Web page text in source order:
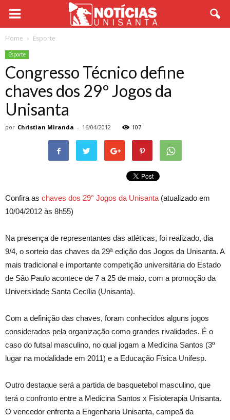
Home Esporte
Esporte
Congresso Técnico define
chaves dos 29º Jogos da
Unisanta
por Christian Miranda - 16/04/2012 107
Confira as chaves dos 29° Jogos da Unisanta (atualizado em
10/04/2012 às 8h55)
Na presença de representantes das atléticas, foi realizado, dia
9/4, o sorteio das chaves da 29ª edição dos Jogos da Unisanta. A
mais tradicional e importante competição universitária do Estado
de São Paulo acontece de 7 a 25 de maio, com a promoção da
Universidade Santa Cecília (Unisanta).
Com a definição das chaves, foram conhecidos alguns jogos
considerados pela organização como grandes rivalidades. É o
caso do futsal masculino, no qual jogam a Medicina Santos (3º
lugar na modalidade em 2011) e a Educação Física Unifesp.
Outro destaque será a partida de basquetebol masculino, que
terá o confronto entre a Medicina Santos x Fisioterapia Unisanta.
O vencedor enfrenta a Engenharia Unisanta, campeã da